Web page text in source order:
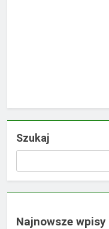
Szukaj
Najnowsze wpisy